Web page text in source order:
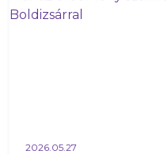
2026.05.27